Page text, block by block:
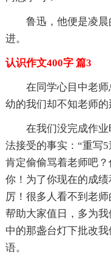
鲁迅，他便是凌
进。
认识作文400字 篇3
在同学心目中老
幼的我们却不知老师的
在我们没完成作
法接受的事实：“重写
肯定偷偷骂着老师吧
你！为了你现在的成
厉！很多人看不到老
帮助大家值日，多为
中的那盏台灯下批改
语。